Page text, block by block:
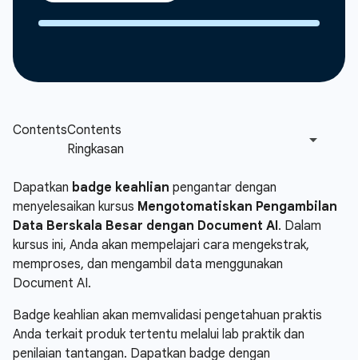
Dapatkan badge keahlian pengantar dengan
menyelesaikan kursus Mengotomatiskan Pengambilan
Data Berskala Besar dengan Document AI. Dalam
kursus ini, Anda akan mempelajari cara mengekstrak,
memproses, dan mengambil data menggunakan
Document AI.
Badge keahlian akan memvalidasi pengetahuan praktis
Anda terkait produk tertentu melalui lab praktik dan
penilaian tantangan. Dapatkan badge dengan